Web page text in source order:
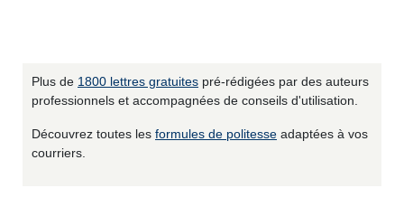
Plus de 1800 lettres gratuites pré-rédigées par des auteurs
professionnels et accompagnées de conseils d'utilisation.
Découvrez toutes les formules de politesse adaptées à vos
courriers.